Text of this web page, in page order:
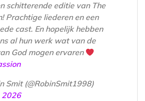
schitterende editie van The
Prachtige liederen en een
cast. En hopelijk hebben
al hun werk wat van de
God mogen ervaren
Smit (@RobinSmit1998)
2026